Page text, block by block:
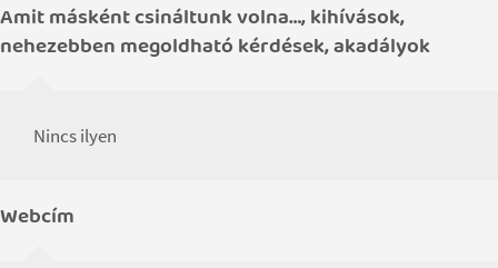
Amit másként csináltunk volna…, kihívások,
nehezebben megoldható kérdések, akadályok
Nincs ilyen
Webcím